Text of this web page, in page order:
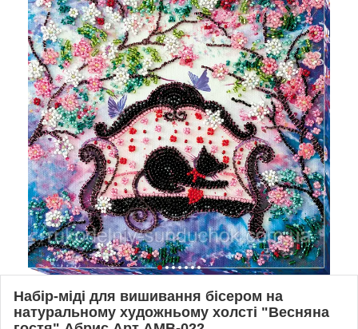
Набір-міді для вишивання бісером на
натуральному художньому холсті "Весняна